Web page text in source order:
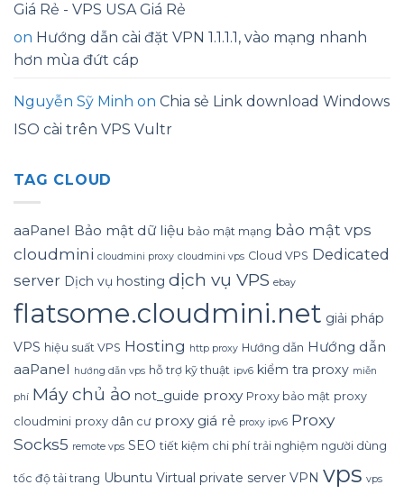
Giá Rẻ - VPS USA Giá Rẻ
on Hướng dẫn cài đặt VPN 1.1.1.1, vào mạng nhanh
hơn mùa đứt cáp
Nguyễn Sỹ Minh on Chia sẻ Link download Windows
ISO cài trên VPS Vultr
TAG CLOUD
aaPanel Bảo mật dữ liệu bảo mật mạng bảo mật vps
cloudmini cloudmini proxy cloudmini vps Cloud VPS Dedicated
server Dịch vụ hosting dịch vụ VPS ebay
flatsome.cloudmini.net giải pháp
VPS hiệu suất VPS Hosting http proxy Hướng dẫn Hướng dẫn
aaPanel hướng dẫn vps hỗ trợ kỹ thuật ipv6 kiểm tra proxy miễn
phí Máy chủ ảo not_guide proxy Proxy bảo mật proxy
cloudmini proxy dân cư proxy giá rẻ proxy ipv6 Proxy
Socks5 remote vps SEO tiết kiệm chi phí trải nghiệm người dùng
tốc độ tải trang Ubuntu Virtual private server VPN vps vps